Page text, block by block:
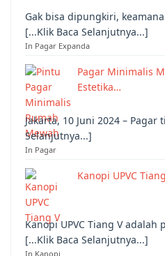
Gak bisa dipungkiri,
[...Klik Baca Selanjutnya...]
In Pagar Expanda
Pagar Minimalis
Estetika…
Jakarta, 10 Juni 2024 – Pagar
Selanjutnya...]
In Pagar
Kanopi UPVC
Kanopi UPVC Tiang V
[...Klik Baca Selanjutnya...]
In Kanopi